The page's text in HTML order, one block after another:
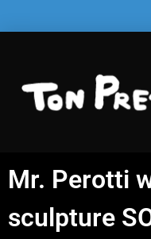
Mr. Perotti
sculpture